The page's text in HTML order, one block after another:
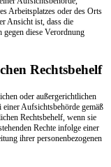
Arbeitsplatzes oder des Orts
Ansicht ist, dass die
gegen diese Verordnung
Rechtsbehelf
oder außergerichtlichen
Aufsichtsbehörde gemäß
Rechtsbehelf, wenn sie
Rechte infolge einer
ihrer personenbezogenen